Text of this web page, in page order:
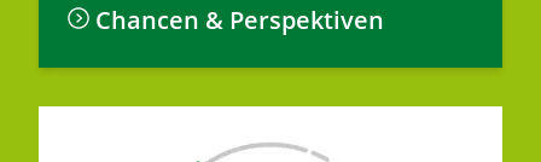
Chancen & Perspektiven